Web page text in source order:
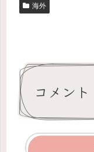
海外
コメント